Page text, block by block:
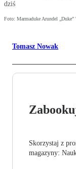
dziś
Foto: Marmaduke Arundel „Duke”
Tomasz Nowak
Skorzystaj z
magazyny: